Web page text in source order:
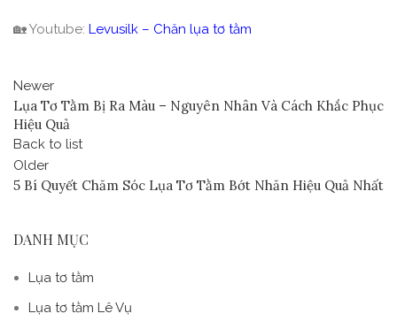
🏡 Youtube: Levusilk – Chăn lụa tơ tằm
Newer
Lụa Tơ Tằm Bị Ra Màu – Nguyên Nhân Và Cách Khắc Phục
Hiệu Quả
Back to list
Older
5 Bí Quyết Chăm Sóc Lụa Tơ Tằm Bớt Nhăn Hiệu Quả Nhất
DANH MỤC
Lụa tơ tằm
Lụa tơ tằm Lê Vụ